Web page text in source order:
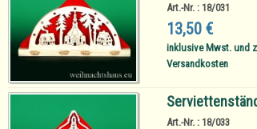
Art.-Nr. : 18/031
13,50 €
inklusive Mwst. und
Versandkosten
Art.-Nr. : 18/033